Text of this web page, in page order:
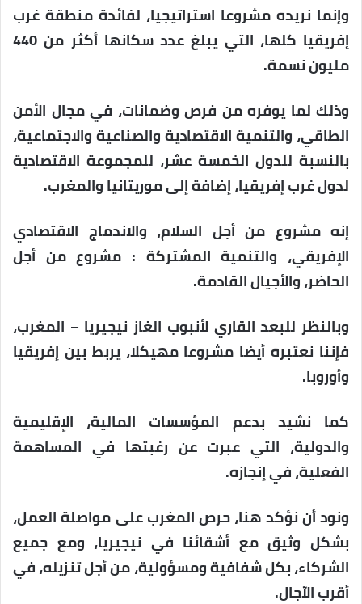
وإنما نريده مشروعا استراتيجيا، لفائدة منطقة غرب
إفريقيا كلها، التي يبلغ عدد سكانها أكثر من 440
مليون نسمة.
وذلك لما يوفره من فرص وضمانات، في مجال الأمن
الطاقي، والتنمية الاقتصادية والصناعية والاجتماعية،
بالنسبة للدول الخمسة عشر، للمجموعة الاقتصادية
لدول غرب إفريقيا، إضافة إلى موريتانيا والمغرب.
إنه مشروع من أجل السلام، والاندماج الاقتصادي
الإفريقي، والتنمية المشتركة : مشروع من أجل
الحاضر، والأجيال القادمة.
وبالنظر للبعد القاري لأنبوب الغاز نيجيريا – المغرب،
فإننا نعتبره أيضا مشروعا مهيكلا، يربط بين إفريقيا
وأوروبا.
كما نشيد بدعم المؤسسات المالية، الإقليمية
والدولية، التي عبرت عن رغبتها في المساهمة
الفعلية، في إنجازه.
ونود أن نؤكد هنا، حرص المغرب على مواصلة العمل،
بشكل وثيق مع أشقائنا في نيجيريا، ومع جميع
الشركاء، بكل شفافية ومسؤولية، من أجل تنزيله، في
أقرب الآجال.